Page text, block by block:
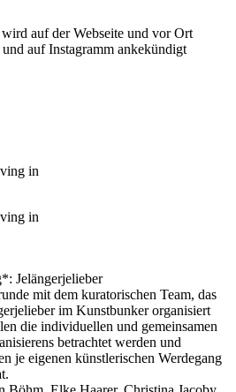
auf der Webseite und vor Ort
auf Instagramm ankekündigt
in
in
Jelängerjelieber
mit dem kuratorischen Team, das
im Kunstbunker organisiert
die individuellen und gemeinsamen
betrachtet werden und
je eigenen künstlerischen Werdegang